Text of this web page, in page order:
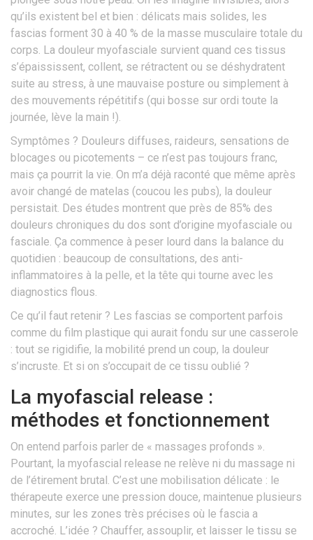
qu’ils existent bel et bien : délicats mais solides, les
fascias forment 30 à 40 % de la masse musculaire totale du
corps. La douleur myofasciale survient quand ces tissus
s’épaississent, collent, se rétractent ou se déshydratent
suite au stress, à une mauvaise posture ou simplement à
des mouvements répétitifs (qui bosse sur ordi toute la
journée, lève la main !).
Symptômes ? Douleurs diffuses, raideurs, sensations de
blocages ou picotements – ce n’est pas toujours franc,
mais ça pourrit la vie. On m’a déjà raconté que même après
avoir changé de matelas (coucou les pubs), la douleur
persistait. Des études montrent que près de 85% des
douleurs chroniques du dos sont d’origine myofasciale ou
fasciale. Ça commence à peser lourd dans la balance du
quotidien : beaucoup de consultations, des anti-
inflammatoires à la pelle, et la tête qui tourne avec les
diagnostics flous.
Ce qu’il faut retenir ? Les fascias se comportent parfois
comme du film plastique qui aurait fondu sur une casserole
: tout se rigidifie, la mobilité prend un coup, la douleur
s’incruste. Et si on s’occupait de ce tissu oublié ?
La myofascial release :
méthodes et fonctionnement
On entend parfois parler de « massages profonds ».
Pourtant, la myofascial release ne relève ni du massage ni
de l’étirement brutal. C’est une mobilisation délicate : le
thérapeute exerce une pression douce, maintenue plusieurs
minutes, sur les zones très précises où le fascia a
accroché. L’idée ? Chauffer, assouplir, et laisser le tissu se